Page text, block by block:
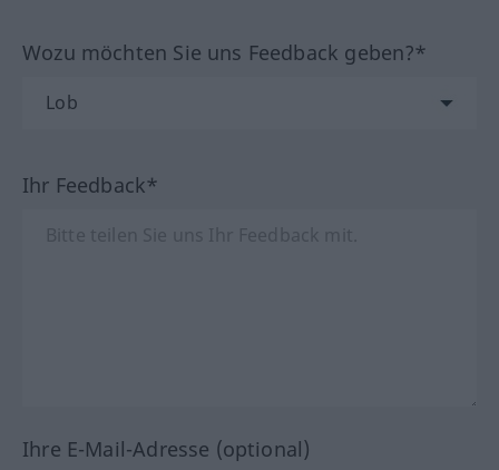
Wozu möchten Sie uns Feedback geben?*
Ihr Feedback*
Ihre E-Mail-Adresse (optional)